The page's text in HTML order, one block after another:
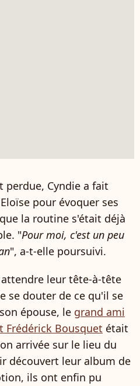
Cyndie a fait
pour évoquer ses
la routine s'était déjà
"Pour moi, c'est un peu
", a-t-elle poursuivi.
leur tête-à-tête
se douter de ce qu'il se
épouse, le grand ami
Frédérick Bousquet était
arrivée sur le lieu du
découvert leur album de
ils ont enfin pu